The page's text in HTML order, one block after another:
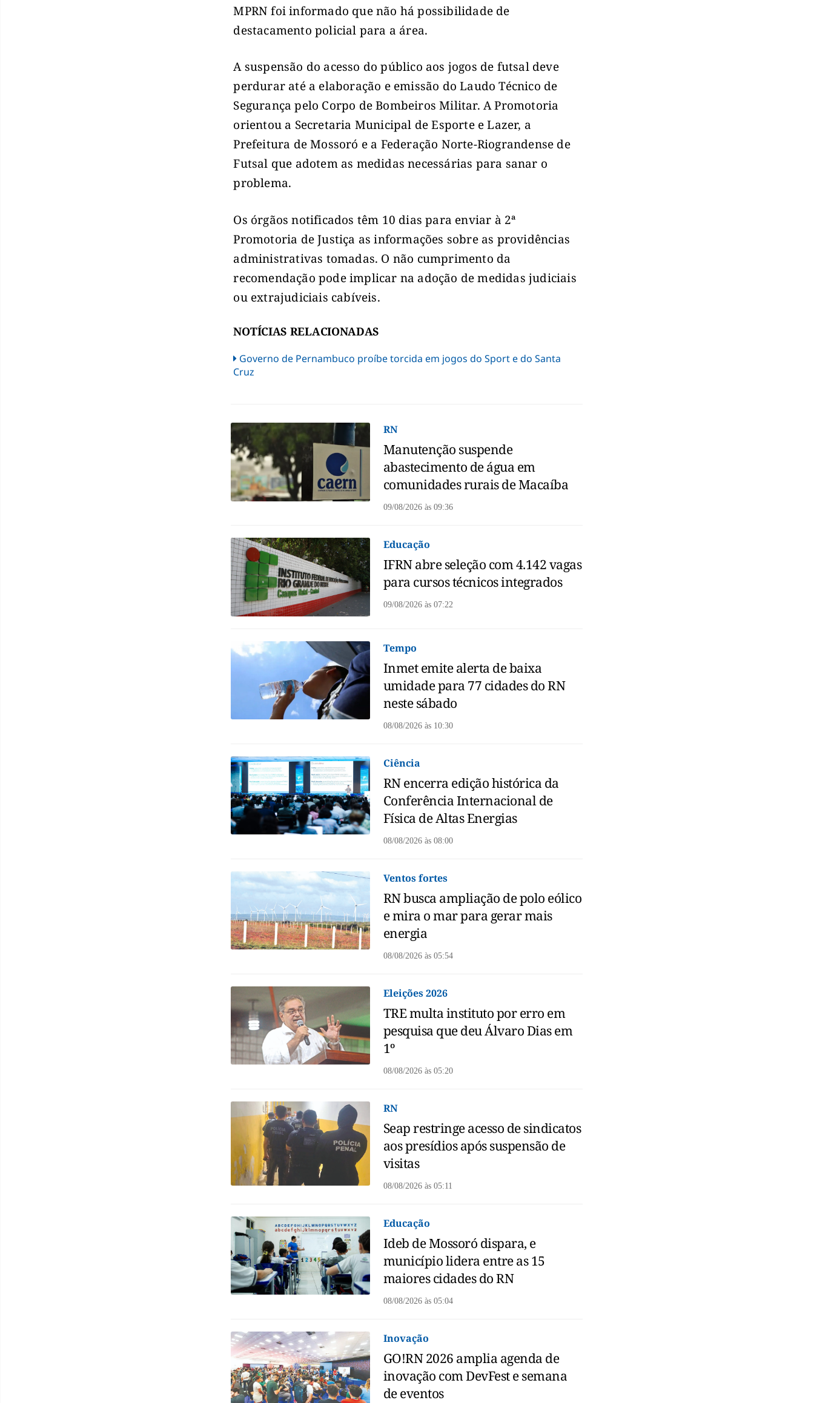
MPRN foi informado que não há possibilidade de
destacamento policial para a área.
A suspensão do acesso do público aos jogos de futsal deve
perdurar até a elaboração e emissão do Laudo Técnico de
Segurança pelo Corpo de Bombeiros Militar. A Promotoria
orientou a Secretaria Municipal de Esporte e Lazer, a
Prefeitura de Mossoró e a Federação Norte-Riograndense de
Futsal que adotem as medidas necessárias para sanar o
problema.
Os órgãos notificados têm 10 dias para enviar à 2ª
Promotoria de Justiça as informações sobre as providências
administrativas tomadas. O não cumprimento da
recomendação pode implicar na adoção de medidas judiciais
ou extrajudiciais cabíveis.
NOTÍCIAS RELACIONADAS
Governo de Pernambuco proíbe torcida em jogos do Sport e do Santa
Cruz
RN
Manutenção suspende
abastecimento de água em
comunidades rurais de Macaíba
09/08/2026 às09:36
Educação
IFRN abre seleção com 4.142 vagas
para cursos técnicos integrados
09/08/2026 às07:22
Tempo
Inmet emite alerta de baixa
umidade para 77 cidades do RN
neste sábado
08/08/2026 às10:30
Ciência
RN encerra edição histórica da
Conferência Internacional de
Física de Altas Energias
08/08/2026 às08:00
Ventos fortes
RN busca ampliação de polo eólico
e mira o mar para gerar mais
energia
08/08/2026 às05:54
Eleições 2026
TRE multa instituto por erro em
pesquisa que deu Álvaro Dias em
1º
08/08/2026 às05:20
RN
Seap restringe acesso de sindicatos
aos presídios após suspensão de
visitas
08/08/2026 às05:11
Educação
Ideb de Mossoró dispara, e
município lidera entre as 15
maiores cidades do RN
08/08/2026 às05:04
Inovação
GO!RN 2026 amplia agenda de
inovação com DevFest e semana
de eventos